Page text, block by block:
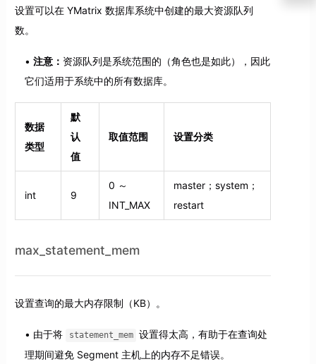
设置可以在 YMatrix 数据库系统中创建的最大资源队列
数。
注意： 资源队列是系统范围的（角色也是如此），因此
它们适用于系统中的所有数据库。
数据
类型
默
认
值
取值范围 设置分类
int 9
0 ～
INT_MAX
master；system；
restart
max_statement_mem
设置查询的最大内存限制（KB）。
由于将 statement_mem
设置得太高，有助于在查询处
理期间避免 Segment 主机上的内存不足错误。